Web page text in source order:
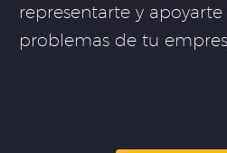
representarte y
problemas de tu